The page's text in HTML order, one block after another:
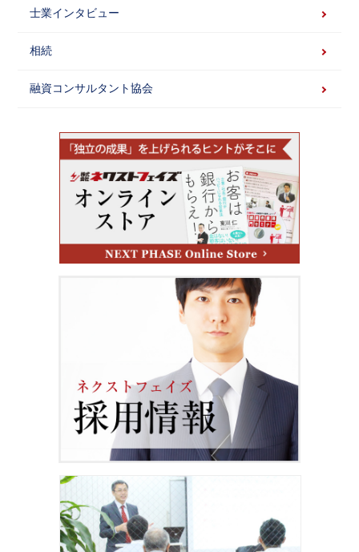
士業インタビュー
相続
融資コンサルタント協会